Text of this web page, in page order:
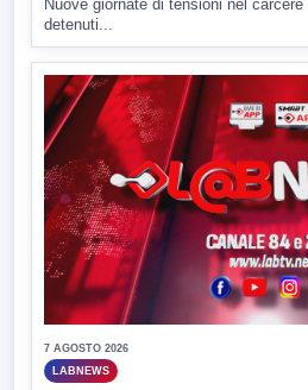
Nuove giornate di tensioni nel
detenuti...
7 AGOSTO 2026
LABNEWS